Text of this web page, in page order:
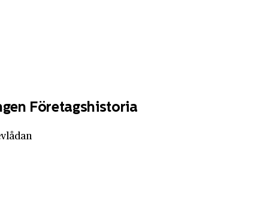
Företagshistoria